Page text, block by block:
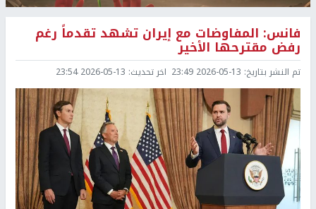
فانس: المفاوضات مع إيران تشهد تقدماً رغم
رفض مقترحها الأخير
تم النشر بتاريخ: 2026-05-13 23:49 اخر تحديث: 2026-05-13 23:54